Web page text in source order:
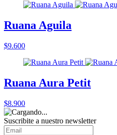
Ruana Aguila
$9.600
Ruana Aura Petit
$8.900
Suscribite a nuestro newsletter